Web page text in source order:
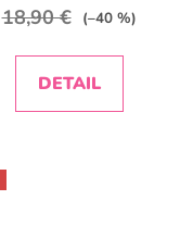
18,90 € (–40 %)
DETAIL